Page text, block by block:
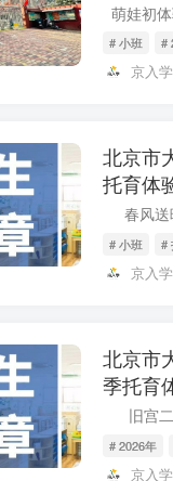
# 小班 #
京入学
北京市
托育体
# 小班 #
京入学
北京市
季托育
# 2026年
京入学